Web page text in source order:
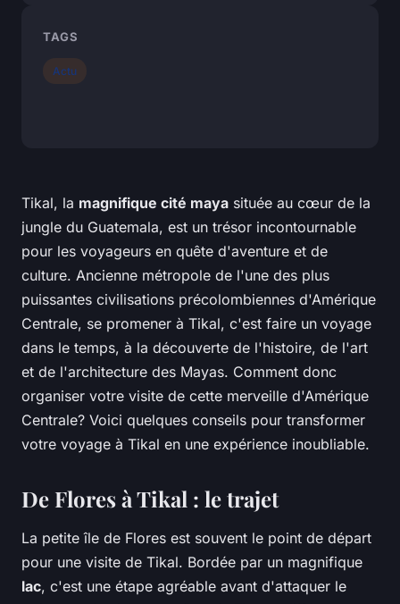
Tikal, la magnifique cité maya située au cœur de la
jungle du Guatemala, est un trésor incontournable
pour les voyageurs en quête d'aventure et de
culture. Ancienne métropole de l'une des plus
puissantes civilisations précolombiennes d'Amérique
Centrale, se promener à Tikal, c'est faire un voyage
dans le temps, à la découverte de l'histoire, de l'art
et de l'architecture des Mayas. Comment donc
organiser votre visite de cette merveille d'Amérique
Centrale? Voici quelques conseils pour transformer
votre voyage à Tikal en une expérience inoubliable.
De Flores à Tikal : le trajet
La petite île de Flores est souvent le point de départ
pour une visite de Tikal. Bordée par un magnifique
lac, c'est une étape agréable avant d'attaquer le
TAGS
Actu